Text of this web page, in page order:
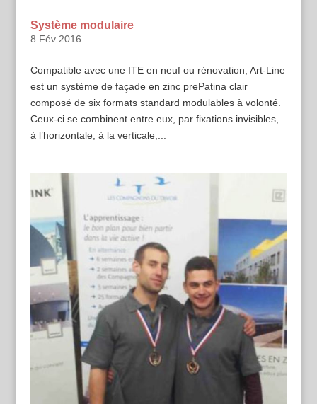
Système modulaire
8 Fév 2016
Compatible avec une ITE en neuf ou rénovation, Art-Line
est un système de façade en zinc prePatina clair
composé de six formats standard modulables à volonté.
Ceux-ci se combinent entre eux, par fixations invisibles,
à l’horizontale, à la verticale,...